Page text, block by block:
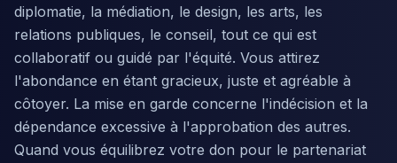
diplomatie, la médiation, le design, les arts, les
relations publiques, le conseil, tout ce qui est
collaboratif ou guidé par l'équité. Vous attirez
l'abondance en étant gracieux, juste et agréable à
côtoyer. La mise en garde concerne l'indécision et la
dépendance excessive à l'approbation des autres.
Quand vous équilibrez votre don pour le partenariat